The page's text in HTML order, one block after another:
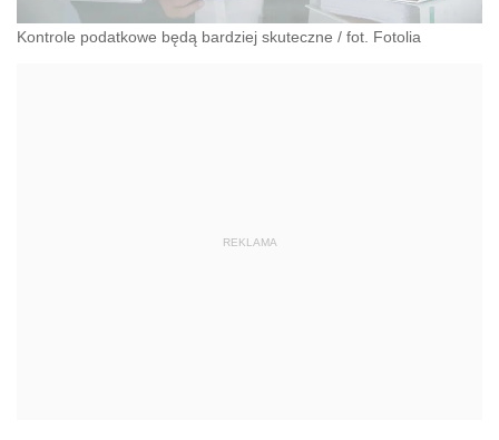
Kontrole podatkowe będą bardziej skuteczne / fot. Fotolia